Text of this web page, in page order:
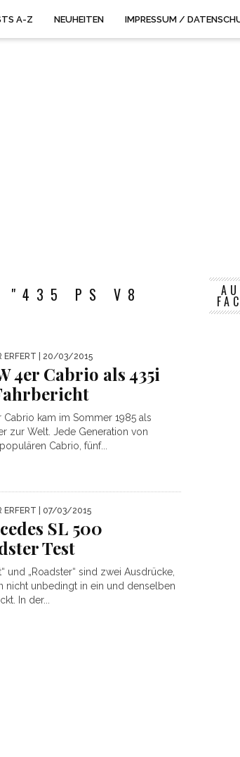
A-Z NEUHEITEN IMPRESSUM /
"435 PS V8
ERFERT | 20/03/2015
4er Cabrio als 435i
Cabrio kam im Sommer 1985 als
zur Welt. Jede Generation von
Cabrio, fünf...
ERFERT | 07/03/2015
SL 500
Test
und „Roadster“ sind zwei Ausdrücke,
nicht unbedingt in ein und denselben
In der...